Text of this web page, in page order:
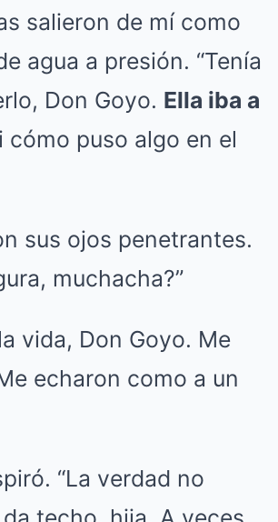
salieron de mí como
agua a presión. “Tenía
Don Goyo. Ella iba a
cómo puso algo en el
sus ojos penetrantes.
muchacha?”
vida, Don Goyo. Me
echaron como a un
“La verdad no